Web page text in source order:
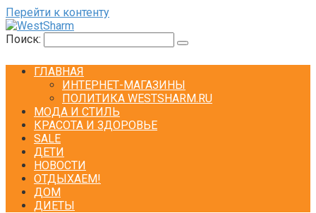
Перейти к контенту
Поиск:
ГЛАВНАЯ
ИНТЕРНЕТ-МАГАЗИНЫ
ПОЛИТИКА WESTSHARM.RU
МОДА И СТИЛЬ
КРАСОТА И ЗДОРОВЬЕ
SALE
ДЕТИ
НОВОСТИ
ОТДЫХАЕМ!
ДОМ
ДИЕТЫ